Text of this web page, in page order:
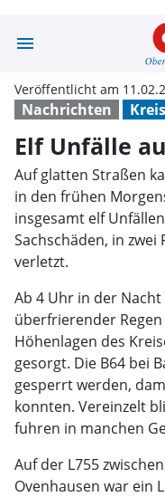
menu
Nachrichten
Veröffentlicht am
Elf Unfälle
Auf glatten Straßen
in den frühen
insgesamt elf
Sachschäden, in
verletzt.
Ab 4 Uhr in der
überfrierender
Höhenlagen des
gesorgt. Die B64 bei
gesperrt werden,
konnten. Vereinzelt
fuhren in manchen
Auf der L755
Ovenhausen war ein